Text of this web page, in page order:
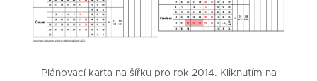
Plánovací karta na šířku pro rok 2014. Kliknutím na